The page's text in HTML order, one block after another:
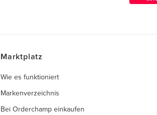
Marktplatz
Wie es funktioniert
Markenverzeichnis
Bei Orderchamp einkaufen